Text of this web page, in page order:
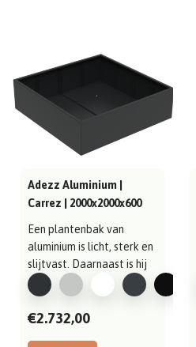
Adezz Aluminium |
Carrez | 2000x2000x600
Een plantenbak van
aluminium is licht, sterk en
slijtvast. Daarnaast is hij
gema..
€2.732,00